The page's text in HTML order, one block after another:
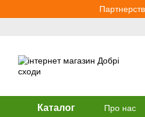
Перейти до основного контенту
Каталог Про нас